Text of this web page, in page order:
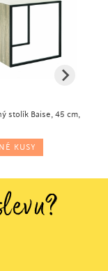
stolík Baise, 45 cm,
KUSY